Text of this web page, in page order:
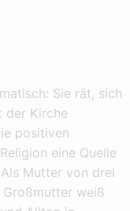
Sie rät, sich
der Kirche
positiven
eine Quelle
Mutter von drei
weiß